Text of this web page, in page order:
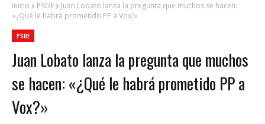
Inicio PSOE
Juan Lobato lanza la pregunta que muchos se hacen:
«¿Qué le habrá prometido PP a Vox?»
PSOE
Juan Lobato lanza la pregunta que muchos
se hacen: «¿Qué le habrá prometido PP a
Vox?»